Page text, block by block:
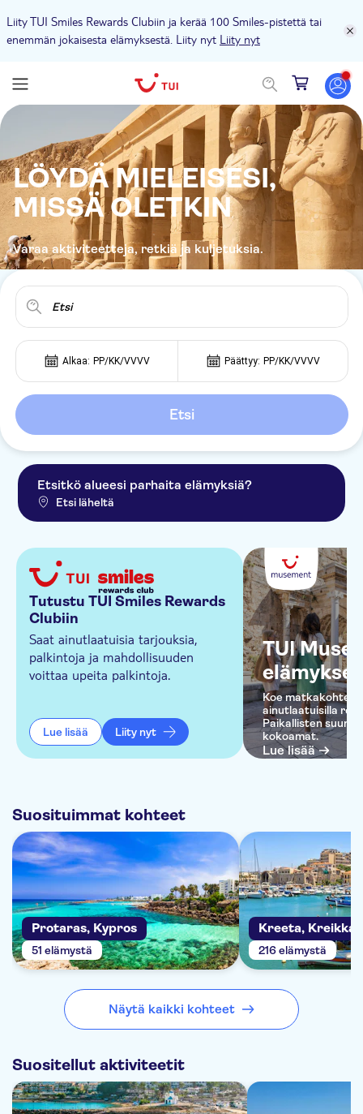
Liity TUI Smiles Rewards Clubiin ja kerää 100 Smiles-pistettä tai
enemmän jokaisesta elämyksestä. Liity nyt Liity nyt
LÖYDÄ MIELEISESI,
MISSÄ OLETKIN
Varaa aktiviteetteja, retkiä ja kuljetuksia.
Etsi
Alkaa: PP/KK/VVVV Päättyy: PP/KK/VVVV
Etsi
Etsitkö alueesi parhaita elämyksiä?
Etsi läheltä
Tutustu TUI Smiles Rewards
Clubiin
Saat ainutlaatuisia tarjouksia,
palkintoja ja mahdollisuuden
voittaa upeita palkintoja.
Lue lisää Liity nyt
TUI
elämykset
Koe
ainutlaatuisilla
Paikallisten
kokoamat.
Lue lisää
Suosituimmat kohteet
Protaras, Kypros
51 elämystä
Kreeta, Kreikka
216 elämystä
Näytä kaikki kohteet
Suositellut aktiviteetit